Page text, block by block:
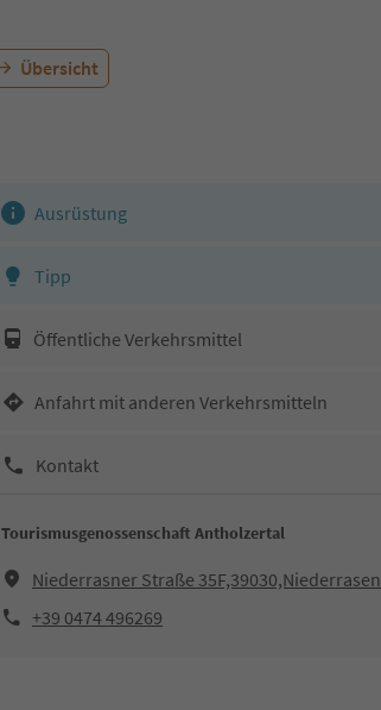
Übersicht
Ausrüstung
Tipp
Öffentliche Verkehrsmittel
Anfahrt mit anderen Verkehrsmitteln
Kontakt
Tourismusgenossenschaft Antholzertal
Niederrasner Straße 35F,39030,Niederrasen
+39 0474 496269